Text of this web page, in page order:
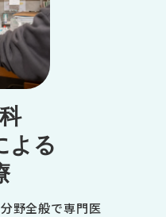
よる
野全般で専門医